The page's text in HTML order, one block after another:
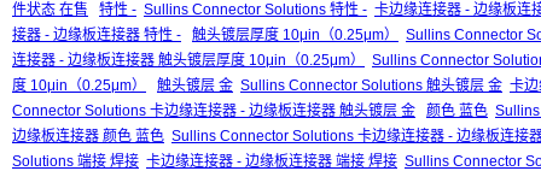
件状态 在售
特性 - Sullins Connector Solutions 特性 - 卡边缘连接器 - 边缘板连
接器 - 边缘板连接器 特性 -
触头镀层厚度 10μin（0.25μm）
Sullins Connector
连接器 - 边缘板连接器 触头镀层厚度 10μin（0.25μm）
Sullins Connector
度 10μin（0.25μm）
触头镀层 金 Sullins Connector Solutions 触头镀层 金 卡
Connector Solutions 卡边缘连接器 - 边缘板连接器 触头镀层 金
颜色 蓝色
边缘板连接器 颜色 蓝色 Sullins Connector Solutions 卡边缘连接器 - 边缘板连接
Solutions 端接 焊接 卡边缘连接器 - 边缘板连接器 端接 焊接 Sullins Connector